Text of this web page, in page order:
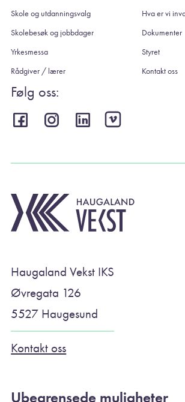
Skole og utdanningsvalg
Skolebesøk og jobbdager
Yrkesmessa
Rådgiver / lærer
Hva er vi
Dokumenter
Styret
Kontakt oss
Følg oss:
Haugaland Vekst IKS
Øvregata 126
5527 Haugesund
Kontakt oss
Ubegrensede muligheter